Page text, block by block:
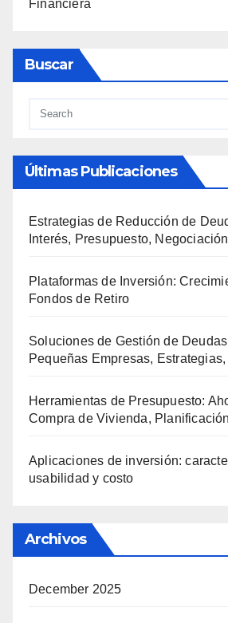
Financiera
Buscar
Últimas Publicaciones
Estrategias de Reducción de
Interés, Presupuesto,
Plataformas de Inversión:
Fondos de Retiro
Soluciones de Gestión de
Pequeñas Empresas,
Herramientas de Presupuesto:
Compra de Vivienda,
Aplicaciones de inversión:
usabilidad y costo
Archivos
December 2025